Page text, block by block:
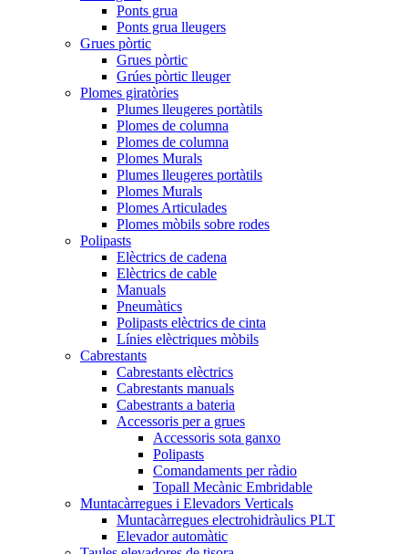
Ponts grua
Ponts grua lleugers
Grues pòrtic
Grues pòrtic
Grúes pòrtic lleuger
Plomes giratòries
Plumes lleugeres portàtils
Plomes de columna
Plomes de columna
Plomes Murals
Plumes lleugeres portàtils
Plomes Murals
Plomes Articulades
Plomes mòbils sobre rodes
Polipasts
Elèctrics de cadena
Elèctrics de cable
Manuals
Pneumàtics
Polipasts elèctrics de cinta
Línies elèctriques mòbils
Cabrestants
Cabrestants elèctrics
Cabrestants manuals
Cabestrants a bateria
Accessoris per a grues
Accessoris sota ganxo
Polipasts
Comandaments per ràdio
Topall Mecànic Embridable
Muntacàrregues i Elevadors Verticals
Muntacàrregues electrohidràulics PLT
Elevador automàtic